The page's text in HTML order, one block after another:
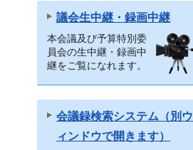
議会生中継・録画中継
本会議及び予算特別委
員会の生中継・録画中
継をご覧になれます。
会議録検索システム（別ウ
ィンドウで開きます）